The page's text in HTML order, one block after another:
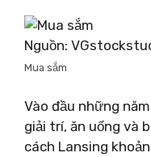
Nguồn:
Mua sắm
Vào đầu những
giải trí, ăn uống và
cách Lansing